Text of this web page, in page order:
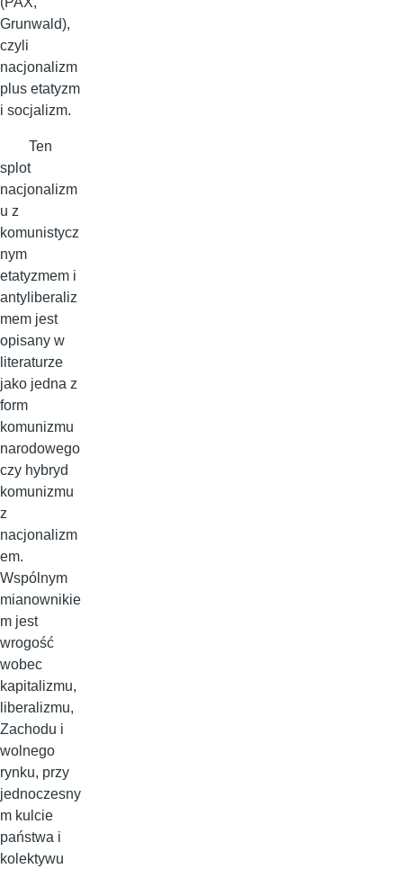
Grunwald),
czyli
nacjonalizm
plus etatyzm
i socjalizm.
Ten
splot
nacjonalizm
u z
komunistycz
nym
etatyzmem i
antyliberaliz
mem jest
opisany w
literaturze
jako jedna z
form
komunizmu
narodowego
czy hybryd
komunizmu
z
nacjonalizm
em.
Wspólnym
mianownikie
m jest
wrogość
wobec
kapitalizmu,
liberalizmu,
Zachodu i
wolnego
rynku, przy
jednoczesny
m kulcie
państwa i
kolektywu